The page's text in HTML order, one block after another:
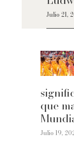
Julio 21,
que
Julio 19,